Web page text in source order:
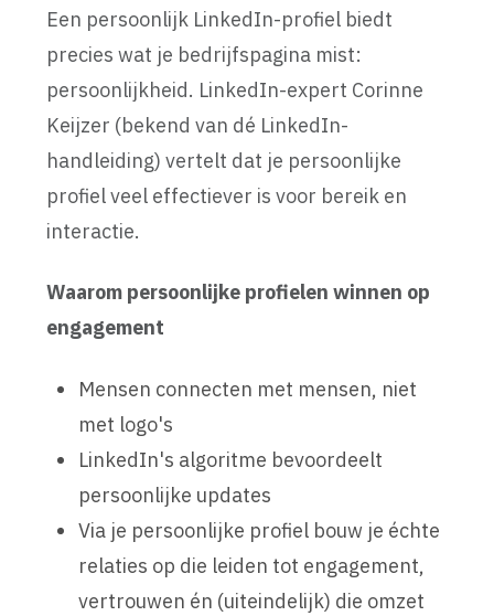
Een persoonlijk LinkedIn-profiel biedt
precies wat je bedrijfspagina mist:
persoonlijkheid. LinkedIn-expert Corinne
Keijzer (bekend van dé LinkedIn-
handleiding) vertelt dat je persoonlijke
profiel veel effectiever is voor bereik en
interactie.
Waarom persoonlijke profielen winnen op
engagement
Mensen connecten met mensen, niet
met logo's
LinkedIn's algoritme bevoordeelt
persoonlijke updates
Via je persoonlijke profiel bouw je échte
relaties op die leiden tot engagement,
vertrouwen én (uiteindelijk) die omzet